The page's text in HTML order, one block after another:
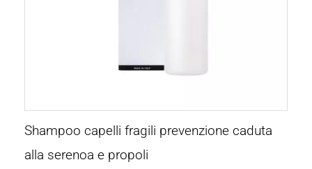
Shampoo capelli fragili prevenzione caduta
alla serenoa e propoli